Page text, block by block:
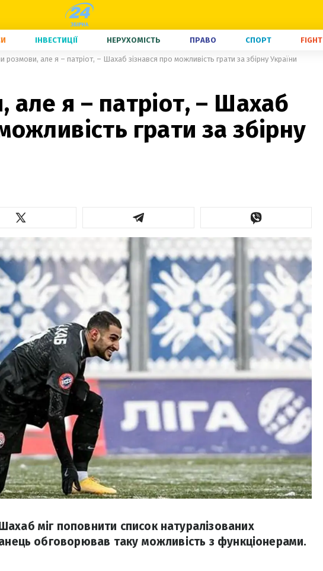
ІНВЕСТИЦІЇ НЕРУХОМІСТЬ ПРАВО СПОРТ FIGHT
розмови, але я – патріот, – Шахаб зізнався про можливість грати за збірну України
але я – патріот, – Шахаб
грати за збірну
міг поповнити список натуралізованих
обговорював таку можливість з функціонерами.